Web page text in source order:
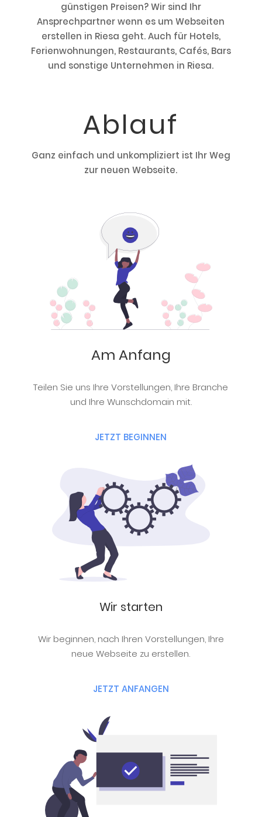
günstigen Preisen? Wir sind Ihr
Ansprechpartner wenn es um Webseiten
erstellen in Riesa geht. Auch für Hotels,
Ferienwohnungen, Restaurants, Cafés, Bars
und sonstige Unternehmen in Riesa.
Ablauf
Ganz einfach und unkompliziert ist Ihr Weg
zur neuen Webseite.
Am Anfang
Teilen Sie uns Ihre Vorstellungen, Ihre Branche
und Ihre Wunschdomain mit.
JETZT BEGINNEN
Wir starten
Wir beginnen, nach Ihren Vorstellungen, Ihre
neue Webseite zu erstellen.
JETZT ANFANGEN